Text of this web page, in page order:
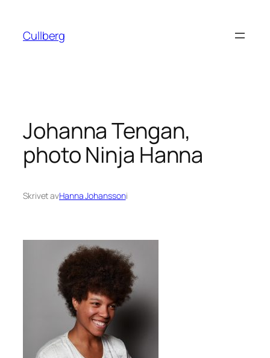
innehåll
Cullberg
Johanna Tengan,
photo Ninja Hanna
Skrivet avHanna Johanssoni